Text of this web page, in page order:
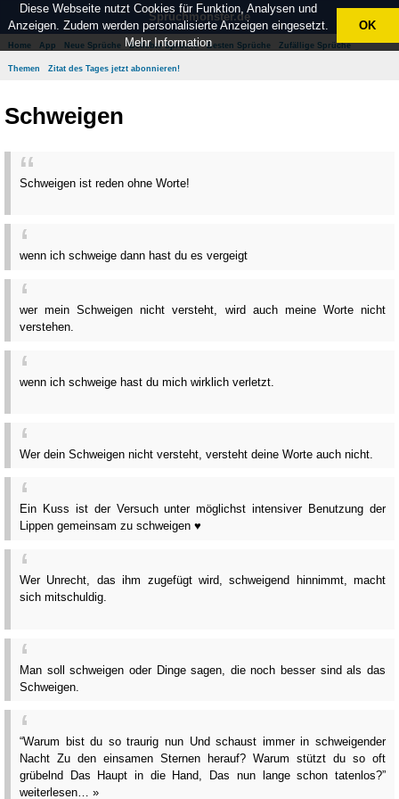
Spruchmonster.de
Home App Neue Sprüche Beliebte Sprüche Besten Sprüche Zufällige Sprüche
Themen Zitat des Tages jetzt abonnieren!
Schweigen
Schweigen ist reden ohne Worte!
wenn ich schweige dann hast du es vergeigt
wer mein Schweigen nicht versteht, wird auch meine Worte nicht
verstehen.
wenn ich schweige hast du mich wirklich verletzt.
Wer dein Schweigen nicht versteht, versteht deine Worte auch nicht.
Ein Kuss ist der Versuch unter möglichst intensiver Benutzung der
Lippen gemeinsam zu schweigen ♥
Wer Unrecht, das ihm zugefügt wird, schweigend hinnimmt, macht
sich mitschuldig.
Man soll schweigen oder Dinge sagen, die noch besser sind als das
Schweigen.
“Warum bist du so traurig nun Und schaust immer in schweigender
Nacht Zu den einsamen Sternen herauf? Warum stützt du so oft
grübelnd Das Haupt in die Hand, Das nun lange schon tatenlos?”
weiterlesen… »
Diese Webseite nutzt Cookies für Funktion, Analysen und
Anzeigen. Zudem werden personalisierte Anzeigen eingesetzt.
Mehr Information
OK